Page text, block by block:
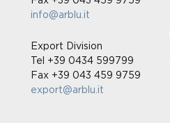
info@arblu.it
Export Division
Tel +39 0434 599799
Fax +39 043 459 9759
export@arblu.it